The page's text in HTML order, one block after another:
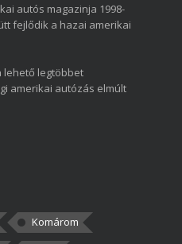
autós magazinja 1998-
fejlődik a hazai amerikai
lehető legtöbbet
amerikai autózás elmúlt
Komárom